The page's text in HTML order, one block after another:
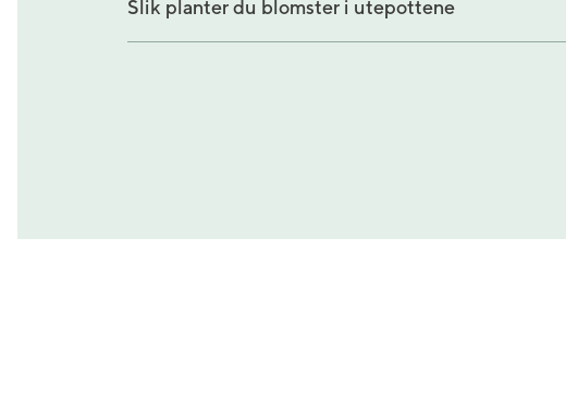
Slik planter du blomster i utepottene